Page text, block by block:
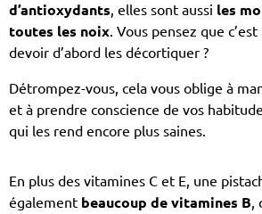
d’antioxydants , elles sont aussi les
toutes les noix . Vous pensez que
devoir d’abord les décortiquer ?
Détrompez-vous, cela vous oblige à
et à prendre conscience de vos
qui les rend encore plus saines.
En plus des vitamines C et E, une
également beaucoup de vitamines B